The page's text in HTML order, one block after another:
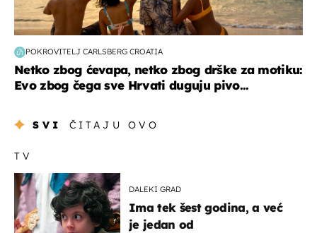
POKROVITELJ CARLSBERG CROATIA
Netko zbog ćevapa, netko zbog drške za motiku:
Evo zbog čega sve Hrvati duguju pivo...
SVI ČITAJU OVO
TV
DALEKI GRAD
Ima tek šest godina, a već
je jedan od